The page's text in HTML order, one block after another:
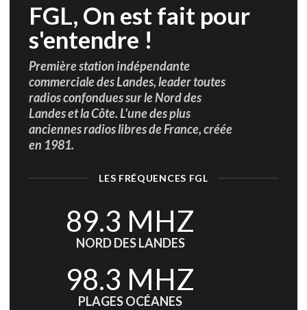
FGL, On est fait pour
s'entendre !
Première station indépendante
commerciale des Landes, leader toutes
radios confondues sur le Nord des
Landes et la Côte. L'une des plus
anciennes radios libres de France, créée
en 1981.
LES FRÉQUENCES FGL
89.3 MHZ
NORD DES LANDES
98.3 MHZ
PLAGES OCÉANES